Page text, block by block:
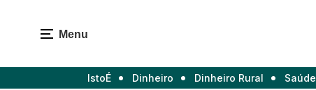
Menu
IstoÉ Dinheiro Dinheiro Rural Saúde